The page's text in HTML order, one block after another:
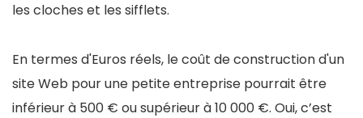
les cloches et les sifflets.
En termes d'Euros réels, le coût de construction d'un
site Web pour une petite entreprise pourrait être
inférieur à 500 € ou supérieur à 10 000 €. Oui, c’est